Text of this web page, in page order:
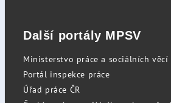
Další portály MPSV
Ministerstvo práce a sociálních věcí
Portál inspekce práce
Úřad práce ČR